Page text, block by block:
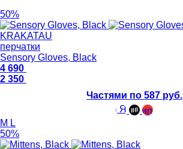
50%
KRAKATAU
перчатки
Sensory Gloves, Black
4 690
2 350
Частями по 587 руб.
M L
50%